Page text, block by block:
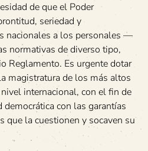
de que el Poder
seriedad y
nacionales a los personales —
normativas de diverso tipo,
Reglamento. Es urgente dotar
magistratura de los más altos
internacional, con el fin de
con las garantías
que la cuestionen y socaven su